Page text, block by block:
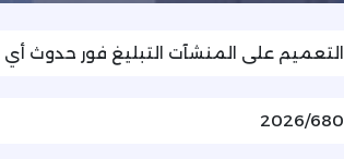
التعميم على المنشآت التبليغ فور حدوث أي
2026/680